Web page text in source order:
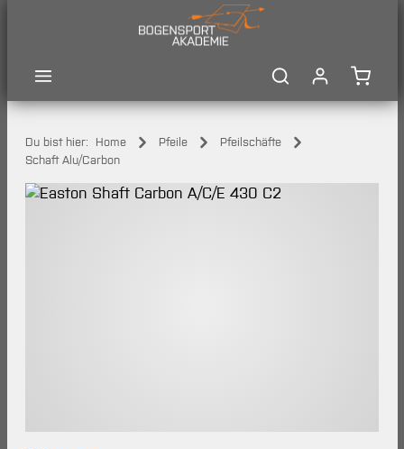
Du bist hier: Home Pfeile
Pfeilschäfte
Schaft Alu/Carbon
Bildergalerie überspringen